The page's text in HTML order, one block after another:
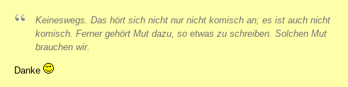
Keineswegs. Das hört sich nicht nur nicht komisch an; es ist auch nicht
komisch. Ferner gehört Mut dazu, so etwas zu schreiben. Solchen Mut
brauchen wir.
Danke